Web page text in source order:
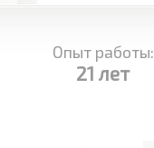
Опыт работы:
21 лет